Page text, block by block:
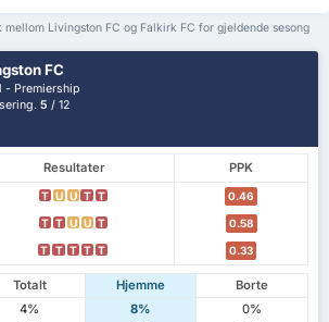
Livingston FC og Falkirk FC for gjeldende sesong
FC
- Premiership
5 / 12
Resultater
PPK
T U U T T 0.46
T T U U T 0.58
T T T T T 0.33
Totalt Hjemme
Borte
4% 8%
0%